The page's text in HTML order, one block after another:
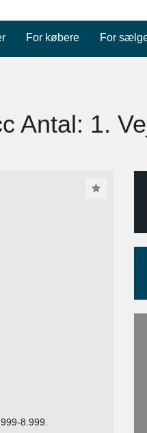
For købere For
Antal: 1.
8.999.